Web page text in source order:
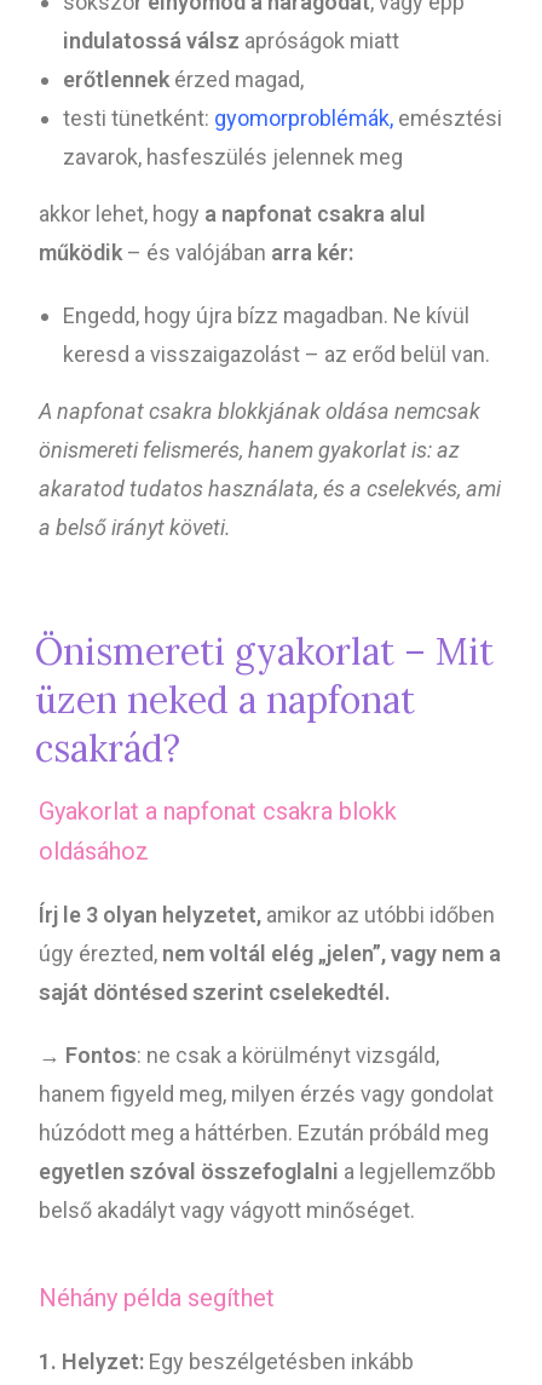
indulatossá válsz apróságok miatt
erőtlennek érzed magad,
testi tünetként: gyomorproblémák, emésztési
zavarok, hasfeszülés jelennek meg
akkor lehet, hogy a napfonat csakra alul
működik – és valójában arra kér:
Engedd, hogy újra bízz magadban. Ne kívül
keresd a visszaigazolást – az erőd belül van.
A napfonat csakra blokkjának oldása nemcsak
önismereti felismerés, hanem gyakorlat is: az
akaratod tudatos használata, és a cselekvés, ami
a belső irányt követi.
Önismereti gyakorlat – Mit
üzen neked a napfonat
csakrád?
Gyakorlat a napfonat csakra blokk
oldásához
Írj le 3 olyan helyzetet, amikor az utóbbi időben
úgy érezted, nem voltál elég „jelen”, vagy nem a
saját döntésed szerint cselekedtél.
→ Fontos: ne csak a körülményt vizsgáld,
hanem figyeld meg, milyen érzés vagy gondolat
húzódott meg a háttérben. Ezután próbáld meg
egyetlen szóval összefoglalni a legjellemzőbb
belső akadályt vagy vágyott minőséget.
Néhány példa segíthet
1. Helyzet: Egy beszélgetésben inkább